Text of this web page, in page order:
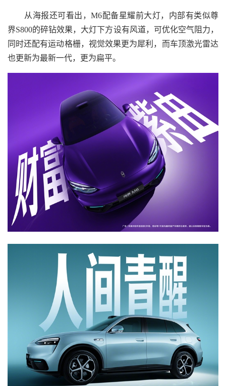
从海报还可看出，M6配备星耀前大灯，内部有类似尊
界S800的碎钻效果，大灯下方设有风道，可优化空气阻力，
同时还配有运动格栅，视觉效果更为犀利，而车顶激光雷达
也更新为最新一代，更为扁平。